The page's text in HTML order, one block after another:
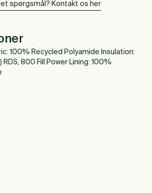
et spørgsmål? Kontakt os her
100% Recycled Polyamide Insulation:
800 Fill Power Lining: 100%